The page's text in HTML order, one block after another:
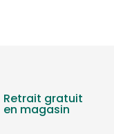
Retrait gratuit
en magasin